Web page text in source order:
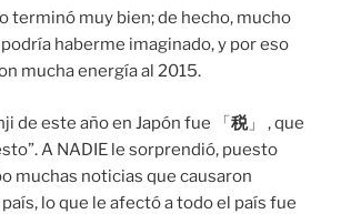
terminó muy bien; de hecho, mucho
haberme imaginado, y por eso
mucha energía al 2015.
de este año en Japón fue 「税」 , que
A NADIE le sorprendió, puesto
muchas noticias que causaron
lo que le afectó a todo el país fue